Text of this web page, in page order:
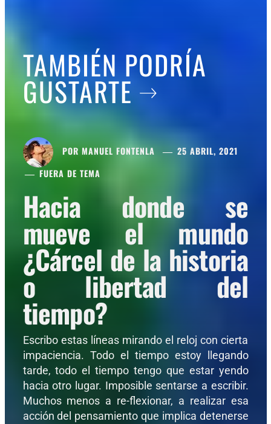
TAMBIÉN PODRÍA
GUSTARTE
POR MANUEL FONTENLA
25 ABRIL, 2021
FUERA DE TEMA
Hacia donde se
mueve el mundo
¿Cárcel de la historia
o libertad del
tiempo?
Escribo estas líneas mirando el reloj con cierta
impaciencia. Todo el tiempo estoy llegando
tarde, todo el tiempo tengo que estar yendo
hacia otro lugar. Imposible sentarse a escribir.
Muchos menos a re-flexionar, a realizar esa
acción del pensamiento que implica detenerse